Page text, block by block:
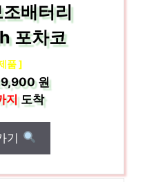
배터리
포차코
품 ]
원
지도착
기